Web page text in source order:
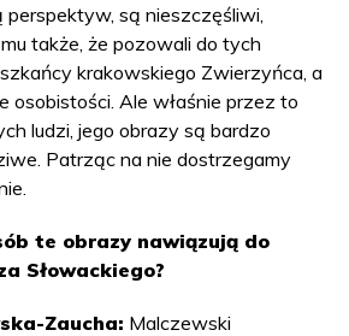
perspektyw, są nieszczęśliwi,
także, że pozowali do tych
krakowskiego Zwierzyńca, a
osobistości. Ale właśnie przez to
ludzi, jego obrazy są bardzo
Patrząc na nie dostrzegamy
te obrazy nawiązują do
Słowackiego?
Zaucha: Malczewski